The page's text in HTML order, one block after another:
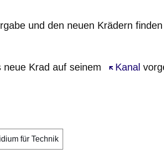
und den neuen Krädern
neue Krad auf seinem Kanal
Öffnet sich
für Technik